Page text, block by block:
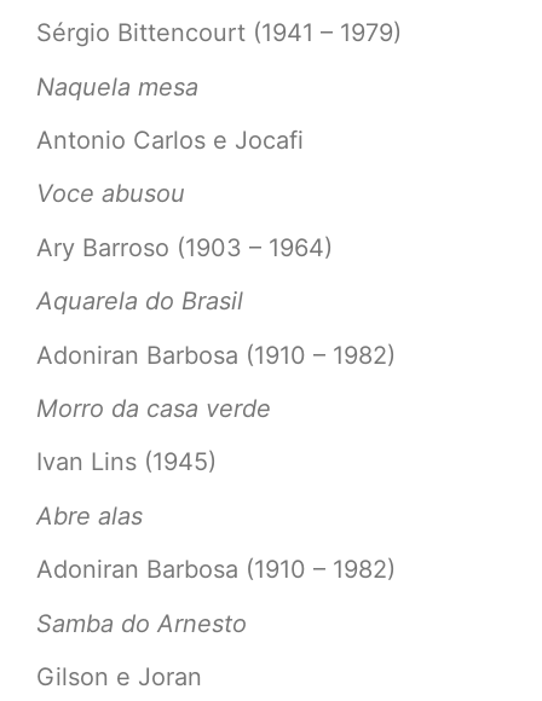
Sérgio Bittencourt (1941 – 1979)
Naquela mesa
Antonio Carlos e Jocafi
Voce abusou
Ary Barroso (1903 – 1964)
Aquarela do Brasil
Adoniran Barbosa (1910 – 1982)
Morro da casa verde
Ivan Lins (1945)
Abre alas
Adoniran Barbosa (1910 – 1982)
Samba do Arnesto
Gilson e Joran